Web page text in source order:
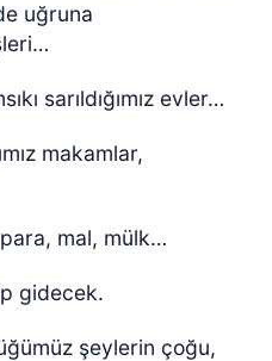
uğruna
sarıldığımız evler…
makamlar,
para, mal, mülk…
gidecek.
şeylerin çoğu,